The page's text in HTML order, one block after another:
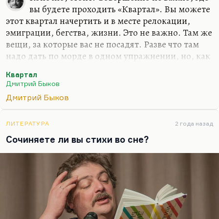
вы будете проходить «Квартал». Вы можете
этот квартал начертить и в месте релокации,
эмиграции, бегства, жизни. Это не важно. Там же
вещи, за которые вас не посадят. Разве что там
надо дать по морде в одном упражнении, но, как
ведь проходится с единственной целью –
вырваться из привычных связей.
какому принципу построены все эти упражнения.
Надо вырвать себя из паутины ложных связей, из
цепочек ложных долгов, из обязательств, из
квазиважных дел. «Квартал» превращает вашу
жизнь на время в тотальный разрыв. Причем
«Квартал» можно проходить с женой, с…
Квартал
Дмитрий Быков
Дмитрий Быков
ЛИТЕРАТУРА 2 года назад
Сочиняете ли вы стихи во сне?